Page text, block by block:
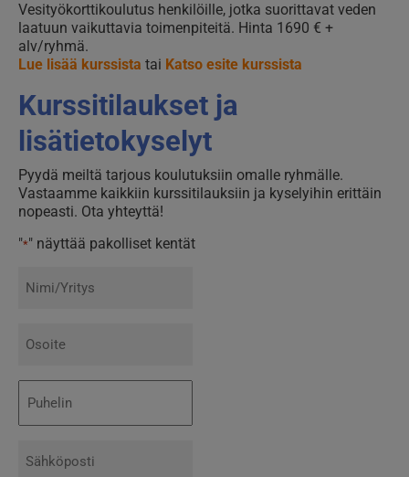
Vesityökorttikoulutus henkilöille, jotka suorittavat veden
laatuun vaikuttavia toimenpiteitä. Hinta 1690 € +
alv/ryhmä.
Lue lisää kurssista tai Katso esite kurssista
Kurssitilaukset ja
lisätietokyselyt
Pyydä meiltä tarjous koulutuksiin omalle ryhmälle.
Vastaamme kaikkiin kurssitilauksiin ja kyselyihin erittäin
nopeasti. Ota yhteyttä!
"*" näyttää pakolliset kentät